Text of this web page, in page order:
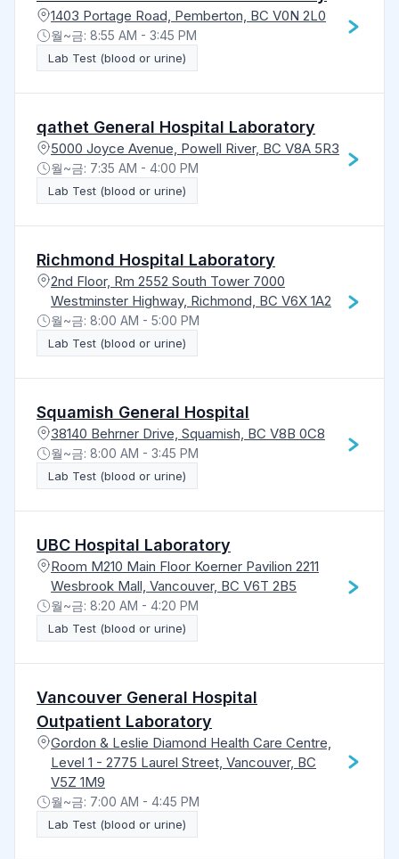
1403 Portage Road, Pemberton, BC V0N 2L0
월~금: 8:55 AM - 3:45 PM
Lab Test (blood or urine)
qathet General Hospital Laboratory
5000 Joyce Avenue, Powell River, BC V8A 5R3
월~금: 7:35 AM - 4:00 PM
Lab Test (blood or urine)
Richmond Hospital Laboratory
2nd Floor, Rm 2552 South Tower 7000
Westminster Highway, Richmond, BC V6X 1A2
월~금: 8:00 AM - 5:00 PM
Lab Test (blood or urine)
Squamish General Hospital
38140 Behrner Drive, Squamish, BC V8B 0C8
월~금: 8:00 AM - 3:45 PM
Lab Test (blood or urine)
UBC Hospital Laboratory
Room M210 Main Floor Koerner Pavilion 2211
Wesbrook Mall, Vancouver, BC V6T 2B5
월~금: 8:20 AM - 4:20 PM
Lab Test (blood or urine)
Vancouver General Hospital
Outpatient Laboratory
Gordon & Leslie Diamond Health Care Centre,
Level 1 - 2775 Laurel Street, Vancouver, BC
V5Z 1M9
월~금: 7:00 AM - 4:45 PM
Lab Test (blood or urine)